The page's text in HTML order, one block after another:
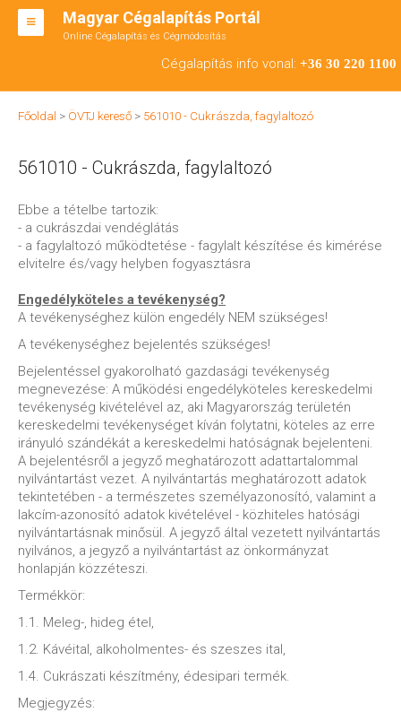
Magyar Cégalapítás Portál
Online Cégalapítás és Cégmódosítás
Cégalapítás info vonal: +36 30 220 1100
BT ALAPÍTÁS
CÉGMÓDOSÍTÁS
ÁTALAKULÁS
TEÁOR SZÁMOK '08
KAPCSOLAT
IRODÁK
Főoldal > ÖVTJ kereső > 561010 - Cukrászda, fagylaltozó
561010 - Cukrászda, fagylaltozó
Ebbe a tételbe tartozik:
- a cukrászdai vendéglátás
- a fagylaltozó működtetése - fagylalt készítése és kimérése
elvitelre és/vagy helyben fogyasztásra
Engedélyköteles a tevékenység?
A tevékenységhez külön engedély NEM szükséges!
A tevékenységhez bejelentés szükséges!
Bejelentéssel gyakorolható gazdasági tevékenység
megnevezése: A működési engedélyköteles kereskedelmi
tevékenység kivételével az, aki Magyarország területén
kereskedelmi tevékenységet kíván folytatni, köteles az erre
irányuló szándékát a kereskedelmi hatóságnak bejelenteni.
A bejelentésről a jegyző meghatározott adattartalommal
nyilvántartást vezet. A nyilvántartás meghatározott adatok
tekintetében - a természetes személyazonosító, valamint a
lakcím-azonosító adatok kivételével - közhiteles hatósági
nyilvántartásnak minősül. A jegyző által vezetett nyilvántartás
nyilvános, a jegyző a nyilvántartást az önkormányzat
honlapján közzéteszi.
Termékkör:
1.1. Meleg-, hideg étel,
1.2. Kávéital, alkoholmentes- és szeszes ital,
1.4. Cukrászati készítmény, édesipari termék.
Megjegyzés: